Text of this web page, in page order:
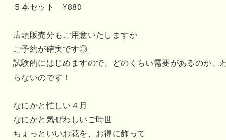
５本セット ¥880
店頭販売分もご用意いたしますが
ご予約が確実です◎
試験的にはじめますので、どのくらい需要があるのか、
らないのです！
なにかと忙しい４月
なにかと気ぜわしいご時世
ちょっといいお花を、お得に飾って